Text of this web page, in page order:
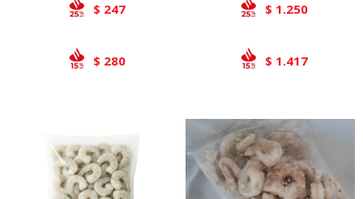
$ 247
$ 280
$ 1.250
$ 1.417